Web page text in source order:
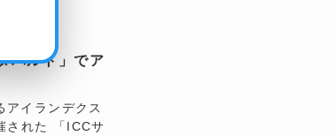
パルト」でア
アイランデクス
された 「ICCサ